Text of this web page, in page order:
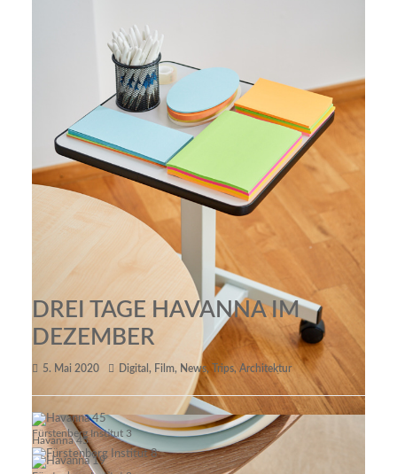
Create Berlin Showroom 13
Create Berlin Showroom 14
Debora_7
Fürstenberg Institut 3
DREI TAGE HAVANNA IM
DEZEMBER
5. Mai 2020 Digital , Film, News, Trips, Architektur
Havanna 45